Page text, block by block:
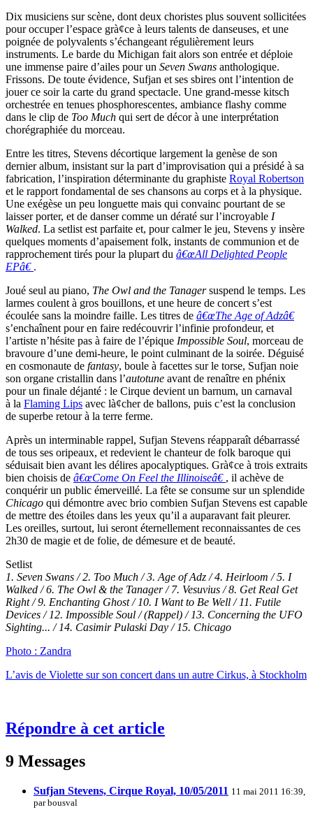
Dix musiciens sur scène, dont deux choristes plus souvent sollicitées
pour occuper l’espace grà¢ce à leurs talents de danseuses, et une
poignée de polyvalents s’échangeant régulièrement leurs
instruments. Le barde du Michigan fait alors son entrée et déploie
une immense paire d’ailes pour un Seven Swans anthologique.
Frissons. De toute évidence, Sufjan et ses sbires ont l’intention de
jouer ce soir la carte du grand spectacle. Une grand-messe kitsch
orchestrée en tenues phosphorescentes, ambiance flashy comme
dans le clip de Too Much qui sert de décor à une interprétation
chorégraphiée du morceau.
Entre les titres, Stevens décortique largement la genèse de son
dernier album, insistant sur la part d’improvisation qui a présidé à sa
fabrication, l’inspiration déterminante du graphiste Royal Robertson
et le rapport fondamental de ses chansons au corps et à la physique.
Une exégèse un peu longuette mais qui convainc pourtant de se
laisser porter, et de danser comme un dératé sur l’incroyable I
Walked. La setlist est parfaite et, pour calmer le jeu, Stevens y insère
quelques moments d’apaisement folk, instants de communion et de
rapprochement tirés pour la plupart du â€œAll Delighted People
EPâ€ .
Joué seul au piano, The Owl and the Tanagersuspend le temps. Les
larmes coulent à gros bouillons, et une heure de concert s’est
écoulée sans la moindre faille. Les titres de â€œThe Age of Adzâ€
s’enchaînent pour en faire redécouvrir l’infinie profondeur, et
l’artiste n’hésite pas à faire de l’épique Impossible Soul, morceau de
bravoure d’une demi-heure, le point culminant de la soirée. Déguisé
en cosmonaute de fantasy, boule à facettes sur le torse, Sufjan noie
son organe cristallin dans l’autotune avant de renaître en phénix
pour un finale déjanté : le Cirque devient un barnum, un carnaval
à la Flaming Lips avec là¢cher de ballons, puis c’est la conclusion
de superbe retour à la terre ferme.
Après un interminable rappel, Sufjan Stevens réapparaît débarrassé
de tous ses oripeaux, et redevient le chanteur de folk baroque qui
séduisait bien avant les délires apocalyptiques. Grà¢ce à trois extraits
bien choisis de â€œCome On Feel the Illinoiseâ€ , il achève de
conquérir un public émerveillé. La fête se consume sur un splendide
Chicago qui démontre avec brio combien Sufjan Stevens est capable
de mettre des étoiles dans les yeux qu’il a auparavant fait pleurer.
Les oreilles, surtout, lui seront éternellement reconnaissantes de ces
2h30 de magie et de folie, de démesure et de beauté.
Setlist
1. Seven Swans / 2. Too Much / 3. Age of Adz / 4. Heirloom / 5. I
Walked / 6. The Owl & the Tanager / 7. Vesuvius / 8. Get Real Get
Right / 9. Enchanting Ghost / 10. I Want to Be Well / 11. Futile
Devices / 12. Impossible Soul / (Rappel) / 13. Concerning the UFO
Sighting... / 14. Casimir Pulaski Day / 15. Chicago
Photo : Zandra
L’avis de Violette sur son concert dans un autre Cirkus, à Stockholm
Répondre à cet article
9 Messages
Sufjan Stevens, Cirque Royal, 10/05/2011 11 mai 2011 16:39,
parbousval